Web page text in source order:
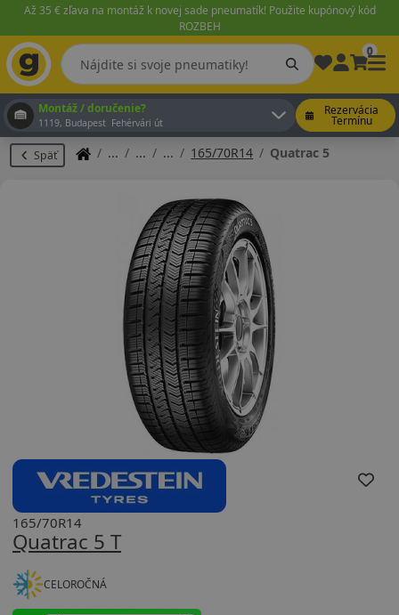
Až 35 € zľava na montáž k novej sade pneumatík! Použite kupónový kód
ROZBEH
0
Montáž / doručenie?
1119, Budapest Fehérvári út
Rezervácia
Termínu
Späť 165/70R14 Quatrac 5
Quatrac 5 T
165/70R14
CELOROČNÁ